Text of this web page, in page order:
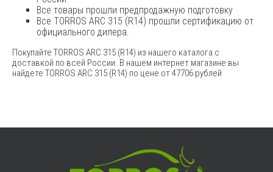
Все товары прошли предпродажную подготовку
Все TORROS ARC 315 (R14) прошли сертификацию от
официального дилера.
Покупайте TORROS ARC 315 (R14) из нашего каталога с
доставкой по всей России. В нашем интернет магазине вы
найдете TORROS ARC 315 (R14) по цене от 47706 рублей